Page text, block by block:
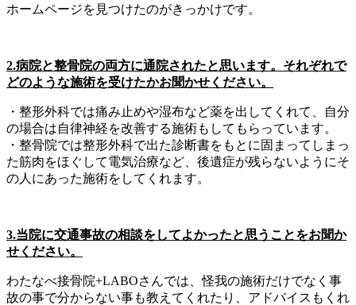
ホームページを見つけたのがきっかけです。
2.病院と整骨院の両方に通院されたと思います。それぞれで
どのような施術を受けたかお聞かせください。
・整形外科では痛み止めや湿布など薬を出してくれて、自分
の場合は自律神経を改善する施術もしてもらっています。
・整骨院では整形外科で出た診断書をもとに固まってしまっ
た筋肉をほぐして電気治療など、後遺症が残らないようにそ
の人にあった施術をしてくれます。
3.当院に交通事故の相談をしてよかったと思うことをお聞か
せください。
わたなべ接骨院+LABOさんでは、怪我の施術だけでなく事
故の事で分からない事も教えてくれたり、アドバイスもくれ